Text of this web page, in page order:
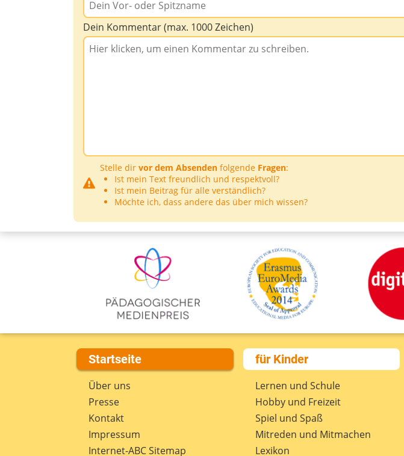
Dein Kommentar (max. 1000 Zeichen)
Stelle dir vor dem Absenden folgende Fragen:
Ist mein Text freundlich und respektvoll?
Ist mein Beitrag für alle verständlich?
Möchte ich, dass andere das über mich wissen?
Startseite
Über uns
Presse
Kontakt
Impressum
Internet-ABC Sitemap
für Kinder
Lernen und Schule
Hobby und Freizeit
Spiel und Spaß
Mitreden und Mitmachen
Lexikon